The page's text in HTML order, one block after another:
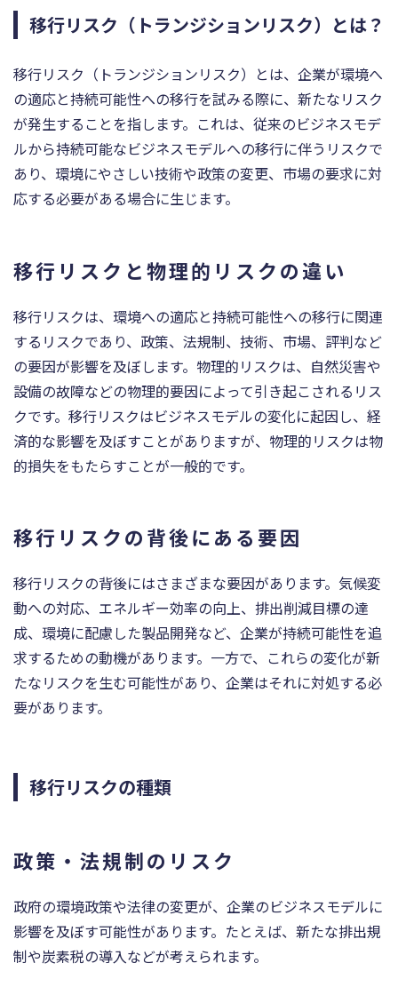
移行リスク（トランジションリスク）とは？
移行リスク（トランジションリスク）とは、企業が環境へ
の適応と持続可能性への移行を試みる際に、新たなリスク
が発生することを指します。これは、従来のビジネスモデ
ルから持続可能なビジネスモデルへの移行に伴うリスクで
あり、環境にやさしい技術や政策の変更、市場の要求に対
応する必要がある場合に生じます。
移行リスクと物理的リスクの違い
移行リスクは、環境への適応と持続可能性への移行に関連
するリスクであり、政策、法規制、技術、市場、評判など
の要因が影響を及ぼします。物理的リスクは、自然災害や
設備の故障などの物理的要因によって引き起こされるリス
クです。移行リスクはビジネスモデルの変化に起因し、経
済的な影響を及ぼすことがありますが、物理的リスクは物
的損失をもたらすことが一般的です。
移行リスクの背後にある要因
移行リスクの背後にはさまざまな要因があります。気候変
動への対応、エネルギー効率の向上、排出削減目標の達
成、環境に配慮した製品開発など、企業が持続可能性を追
求するための動機があります。一方で、これらの変化が新
たなリスクを生む可能性があり、企業はそれに対処する必
要があります。
移行リスクの種類
政策・法規制のリスク
政府の環境政策や法律の変更が、企業のビジネスモデルに
影響を及ぼす可能性があります。たとえば、新たな排出規
制や炭素税の導入などが考えられます。